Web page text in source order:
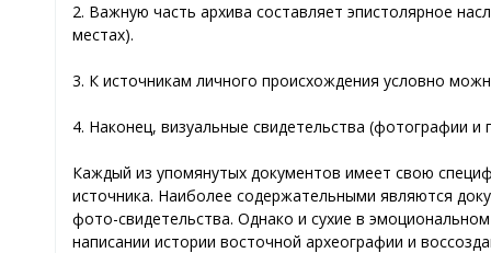
2. Важную часть архива составляет эпистолярное
местах).
3. К источникам личного происхождения условно
4. Наконец, визуальные свидетельства (фотографии
Каждый из упомянутых документов имеет свою
источника. Наиболее содержательными являются
фото-свидетельства. Однако и сухие в
написании истории восточной археографии и